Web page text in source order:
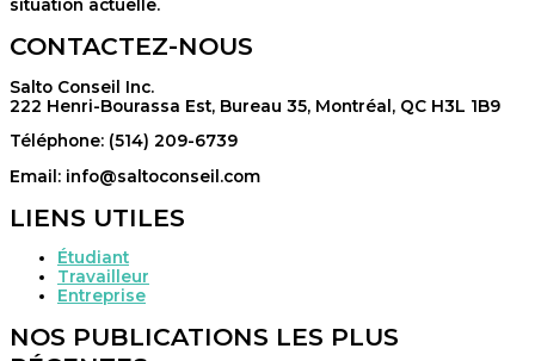
situation actuelle.
CONTACTEZ-NOUS
Salto Conseil Inc.
222 Henri-Bourassa Est, Bureau 35, Montréal, QC H3L 1B9
Téléphone: (514) 209-6739
Email: info@saltoconseil.com
LIENS UTILES
Étudiant
Travailleur
Entreprise
NOS PUBLICATIONS LES PLUS